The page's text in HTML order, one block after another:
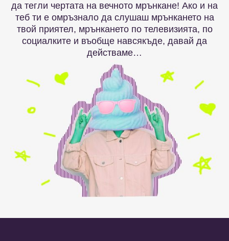
да тегли чертата на вечното мрънкане! Ако и на
теб ти е омръзнало да слушаш мрънкането на
твой приятел, мрънкането по телевизията, по
социалките и въобще навсякъде, давай да
действаме…